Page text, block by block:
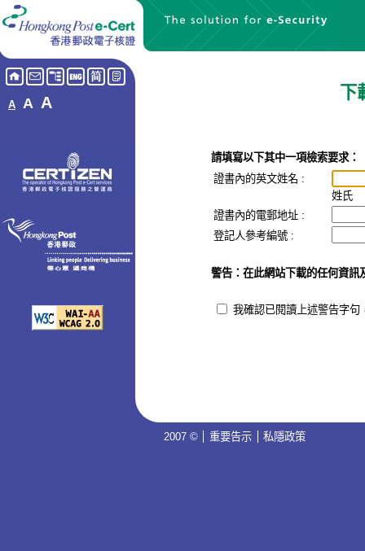
A A A 下
請填寫以下其中一項檢索要求：
證書內的英文姓名 :
姓氏
證書內的電郵地址:
登記人參考編號:
警告：在此網站下載的任何資訊
我確認已閱讀上述警告字句
2007 © 重要告示 私隱政策